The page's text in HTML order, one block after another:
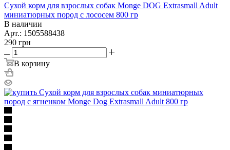
Сухой корм для взрослых собак Monge DOG Extrasmall Adult
миниатюрных пород с лососем 800 гр
В наличии
Арт.: 1505588438
290 грн
В корзину